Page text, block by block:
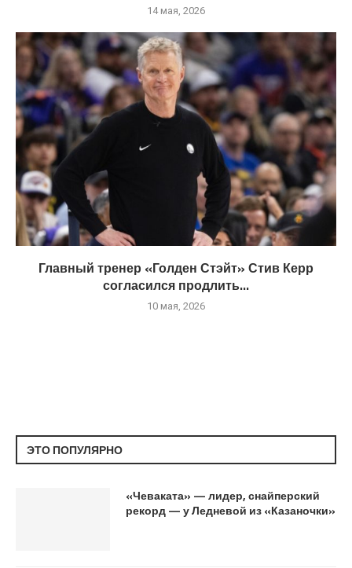
14 мая, 2026
Главный тренер «Голден Стэйт» Стив Керр
согласился продлить...
10 мая, 2026
ЭТО ПОПУЛЯРНО
«Чеваката» — лидер, снайперский
рекорд — у Ледневой из «Казаночки»